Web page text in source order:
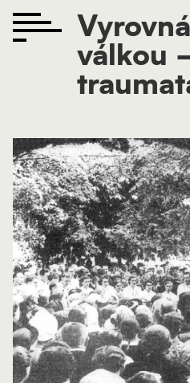
válkou